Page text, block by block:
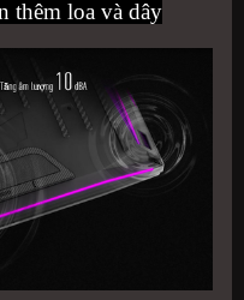
thêm loa và dây